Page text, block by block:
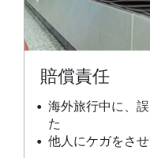
賠償責任
海外旅行中に、
た
他人にケガをさ